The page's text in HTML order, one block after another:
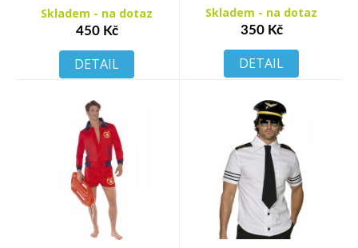
Skladem - na dotaz
450 Kč
DETAIL
Skladem - na dotaz
350 Kč
DETAIL